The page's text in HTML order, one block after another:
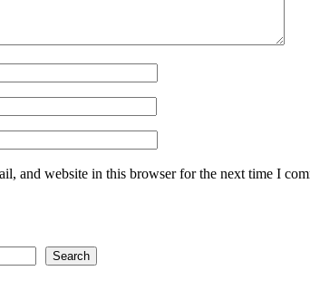
and website in this browser for the next time I
Search